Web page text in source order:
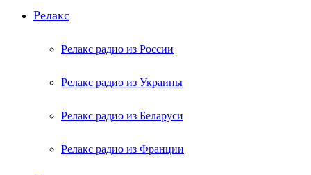
Релакс
Релакс радио из России
Релакс радио из Украины
Релакс радио из Беларуси
Релакс радио из Франции